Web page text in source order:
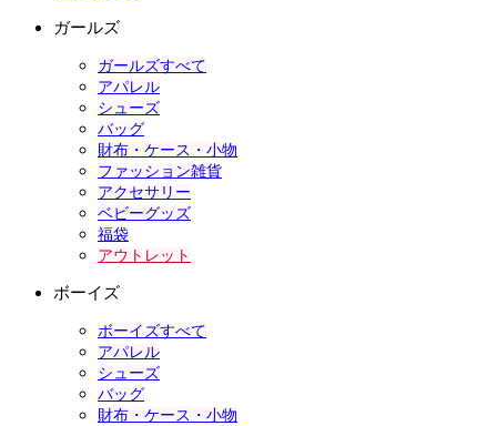
ガールズ
ガールズすべて
アパレル
シューズ
バッグ
財布・ケース・小物
ファッション雑貨
アクセサリー
ベビーグッズ
福袋
アウトレット
ボーイズ
ボーイズすべて
アパレル
シューズ
バッグ
財布・ケース・小物